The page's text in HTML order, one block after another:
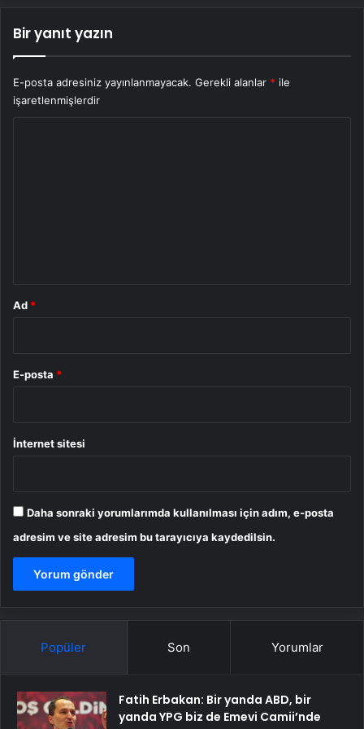
Bir yanıt yazın
E-posta adresiniz yayınlanmayacak. Gerekli alanlar * ile
işaretlenmişlerdir
Ad *
E-posta *
İnternet sitesi
Daha sonraki yorumlarımda kullanılması için adım, e-posta
adresim ve site adresim bu tarayıcıya kaydedilsin.
Popüler Son Yorumlar
Fatih Erbakan: Bir yanda ABD, bir
yanda YPG biz de Emevi Camii’nde